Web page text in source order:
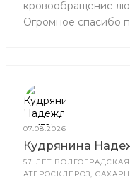
кровообращение
Огромное спасибо
07.08.2026
Кудрянина
57 ЛЕТ
АТЕРОСКЛЕРОЗ,